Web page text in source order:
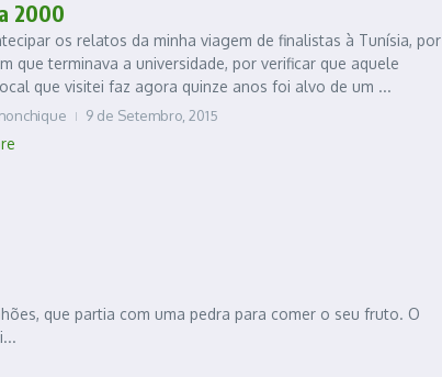
2000
os relatos da minha viagem de finalistas à Tunísia, por
que terminava a universidade, por verificar que aquele
que visitei faz agora quinze anos foi alvo de um ...
9 de Setembro, 2015
que partia com uma pedra para comer o seu fruto. O